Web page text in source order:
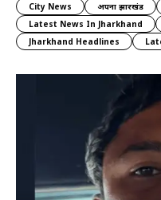
City News
अपना झारखंड
Latest News In Jharkhand
Jharkhand Headlines